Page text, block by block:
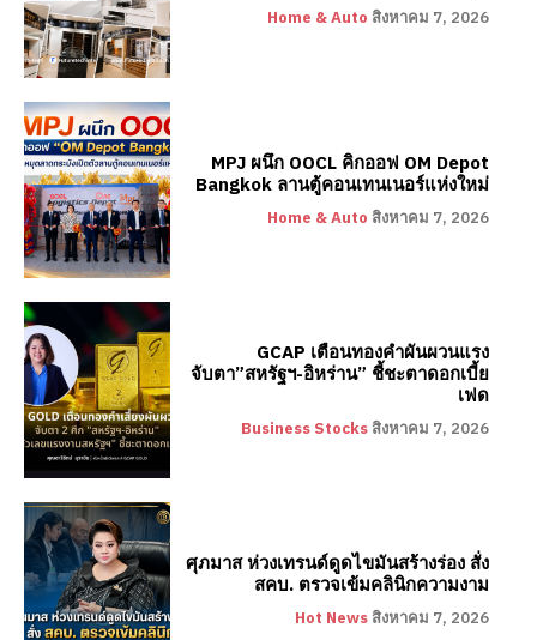
Home & Auto สิงหาคม 7, 2026
MPJ ผนึก OOCL คิกออฟ OM Depot
Bangkok ลานตู้คอนเทนเนอร์แห่งใหม่
Home & Auto สิงหาคม 7, 2026
GCAP เตือนทองคำผันผวนแรง
จับตา”สหรัฐฯ-อิหร่าน” ชี้ชะตาดอกเบี้ย
เฟด
Business Stocks สิงหาคม 7, 2026
ศุภมาส ห่วงเทรนด์ดูดไขมันสร้างร่อง สั่ง
สคบ. ตรวจเข้มคลินิกความงาม
Hot News สิงหาคม 7, 2026